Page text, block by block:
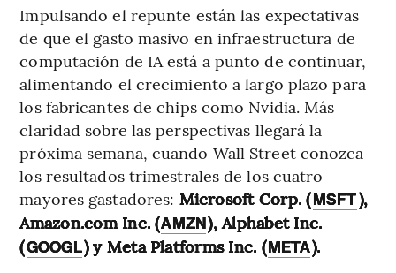
Impulsando el repunte están las expectativas
de que el gasto masivo en infraestructura de
computación de IA está a punto de continuar,
alimentando el crecimiento a largo plazo para
los fabricantes de chips como Nvidia. Más
claridad sobre las perspectivas llegará la
próxima semana, cuando Wall Street conozca
los resultados trimestrales de los cuatro
mayores gastadores: Microsoft Corp. (MSFT),
Amazon.com Inc. (AMZN), Alphabet Inc.
(GOOGL) y Meta Platforms Inc. (META).